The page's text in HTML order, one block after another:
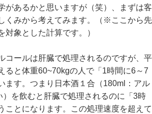
があるかと思いますが（笑）、まずは客
くみから考えてみます。（※ここから先
対象とした計算です。）
コールは肝臓で処理されるのですが、平
ると体重60~70kgの人で「1時間に6～7
ます。つまり日本酒１合（180ml：アル
）を飲むと肝臓で処理されるのに「3時
ことになります。この処理速度を超えて